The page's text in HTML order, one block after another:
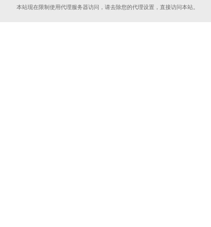
本站现在限制使用代理服务器访问，请去除您的代理设置，直接访问本站。